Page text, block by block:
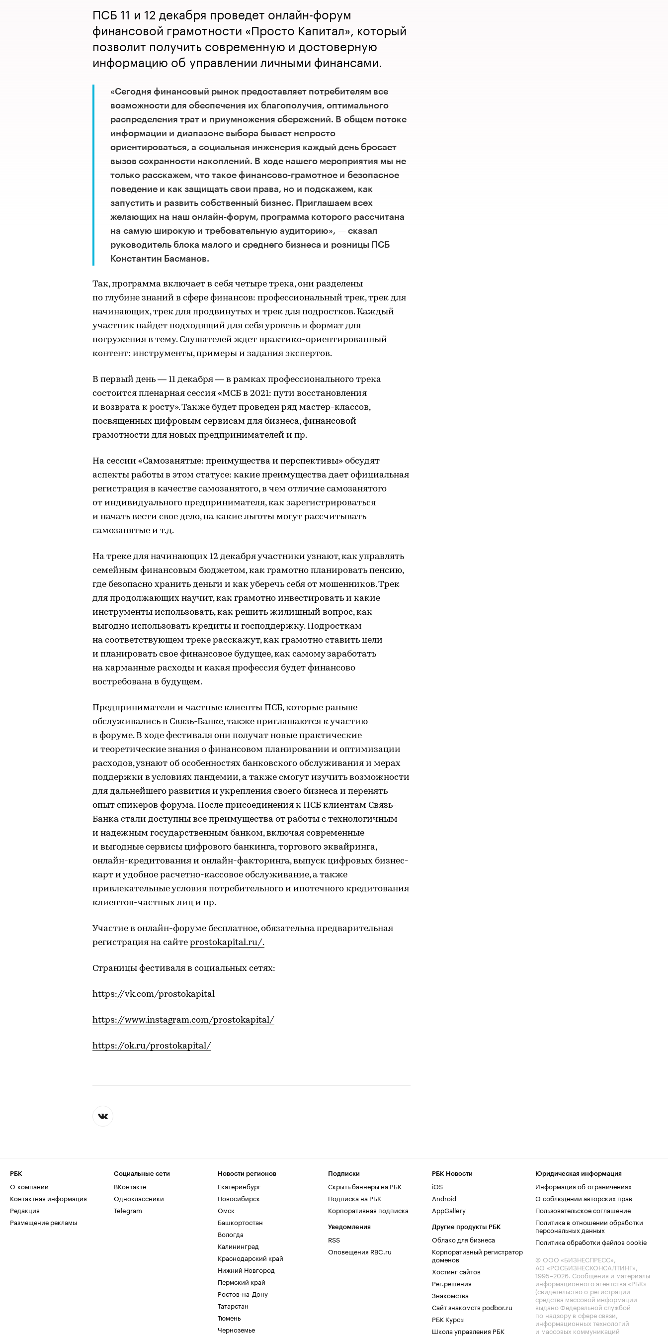
ПСБ 11 и 12 декабря проведет онлайн-форум
финансовой грамотности «Просто Капитал», который
позволит получить современную и достоверную
информацию об управлении личными финансами.
«Сегодня финансовый рынок предоставляет потребителям все
возможности для обеспечения их благополучия, оптимального
распределения трат и приумножения сбережений. В общем потоке
информации и диапазоне выбора бывает непросто
ориентироваться, а социальная инженерия каждый день бросает
вызов сохранности накоплений. В ходе нашего мероприятия мы не
только расскажем, что такое финансово-грамотное и безопасное
поведение и как защищать свои права, но и подскажем, как
запустить и развить собственный бизнес. Приглашаем всех
желающих на наш онлайн-форум, программа которого рассчитана
на самую широкую и требовательную аудиторию», — сказал
руководитель блока малого и среднего бизнеса и розницы ПСБ
Константин Басманов.
Так, программа включает в себя четыре трека, они разделены
по глубине знаний в сфере финансов: профессиональный трек, трек для
начинающих, трек для продвинутых и трек для подростков. Каждый
участник найдет подходящий для себя уровень и формат для
погружения в тему. Слушателей ждет практико-ориентированный
контент: инструменты, примеры и задания экспертов.
В первый день — 11 декабря — в рамках профессионального трека
состоится пленарная сессия «МСБ в 2021: пути восстановления
и возврата к росту». Также будет проведен ряд мастер-классов,
посвященных цифровым сервисам для бизнеса, финансовой
грамотности для новых предпринимателей и пр.
На сессии «Самозанятые: преимущества и перспективы» обсудят
аспекты работы в этом статусе: какие преимущества дает официальная
регистрация в качестве самозанятого, в чем отличие самозанятого
от индивидуального предпринимателя, как зарегистрироваться
и начать вести свое дело, на какие льготы могут рассчитывать
самозанятые и т.д.
На треке для начинающих 12 декабря участники узнают, как управлять
семейным финансовым бюджетом, как грамотно планировать пенсию,
где безопасно хранить деньги и как уберечь себя от мошенников. Трек
для продолжающих научит, как грамотно инвестировать и какие
инструменты использовать, как решить жилищный вопрос, как
выгодно использовать кредиты и господдержку. Подросткам
на соответствующем треке расскажут, как грамотно ставить цели
и планировать свое финансовое будущее, как самому заработать
на карманные расходы и какая профессия будет финансово
востребована в будущем.
Предприниматели и частные клиенты ПСБ, которые раньше
обслуживались в Связь-Банке, также приглашаются к участию
в форуме. В ходе фестиваля они получат новые практические
и теоретические знания о финансовом планировании и оптимизации
расходов, узнают об особенностях банковского обслуживания и мерах
поддержки в условиях пандемии, а также смогут изучить возможности
для дальнейшего развития и укрепления своего бизнеса и перенять
опыт спикеров форума. После присоединения к ПСБ клиентам Связь-
Банка стали доступны все преимущества от работы с технологичным
и надежным государственным банком, включая современные
и выгодные сервисы цифрового банкинга, торгового эквайринга,
онлайн-кредитования и онлайн-факторинга, выпуск цифровых бизнес-
карт и удобное расчетно-кассовое обслуживание, а также
привлекательные условия потребительного и ипотечного кредитования
клиентов-частных лиц и пр.
Участие в онлайн-форуме бесплатное, обязательна предварительная
регистрация на сайте prostokapital.ru/.
Страницы фестиваля в социальных сетях:
https://vk.com/prostokapital
https://www.instagram.com/prostokapital/
https://ok.ru/prostokapital/
РБК
О компании
Контактная информация
Редакция
Размещение рекламы
Социальные сети
ВКонтакте
Одноклассники
Telegram
Новости регионов
Екатеринбург
Новосибирск
Омск
Башкортостан
Вологда
Калининград
Краснодарский край
Нижний Новгород
Пермский край
Ростов-на-Дону
Татарстан
Тюмень
Черноземье
Подписки
Скрыть баннеры на РБК
Подписка на РБК
Корпоративная подписка
Уведомления
RSS
Оповещения RBC.ru
РБК Новости
iOS
Android
AppGallery
Другие продукты РБК
Облако для бизнеса
Корпоративный регистратор
доменов
Хостинг сайтов
Рег.решения
Знакомства
Сайт знакомств podbor.ru
РБК Курсы
Школа управления РБК
Юридическая информация
Информация об ограничениях
О соблюдении авторских прав
Пользовательское соглашение
Политика в отношении обработки
персональных данных
Политика обработки файлов cookie
© ООО «БИЗНЕСПРЕСС»,
АО «РОСБИЗНЕСКОНСАЛТИНГ»,
1995–2026. Сообщения и материалы
информационного агентства «РБК»
(свидетельство о регистрации
средства массовой информации
выдано Федеральной службой
по надзору в сфере связи,
информационных технологий
и массовых коммуникаций